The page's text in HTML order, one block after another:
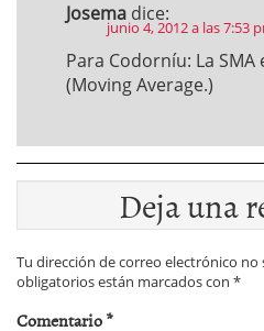
Josema dice:
junio 4, 2012 a las 7:53
Para Codorníu: La
(Moving Average.)
Deja una
Tu dirección de correo electrónico no
obligatorios están marcados con *
Comentario*